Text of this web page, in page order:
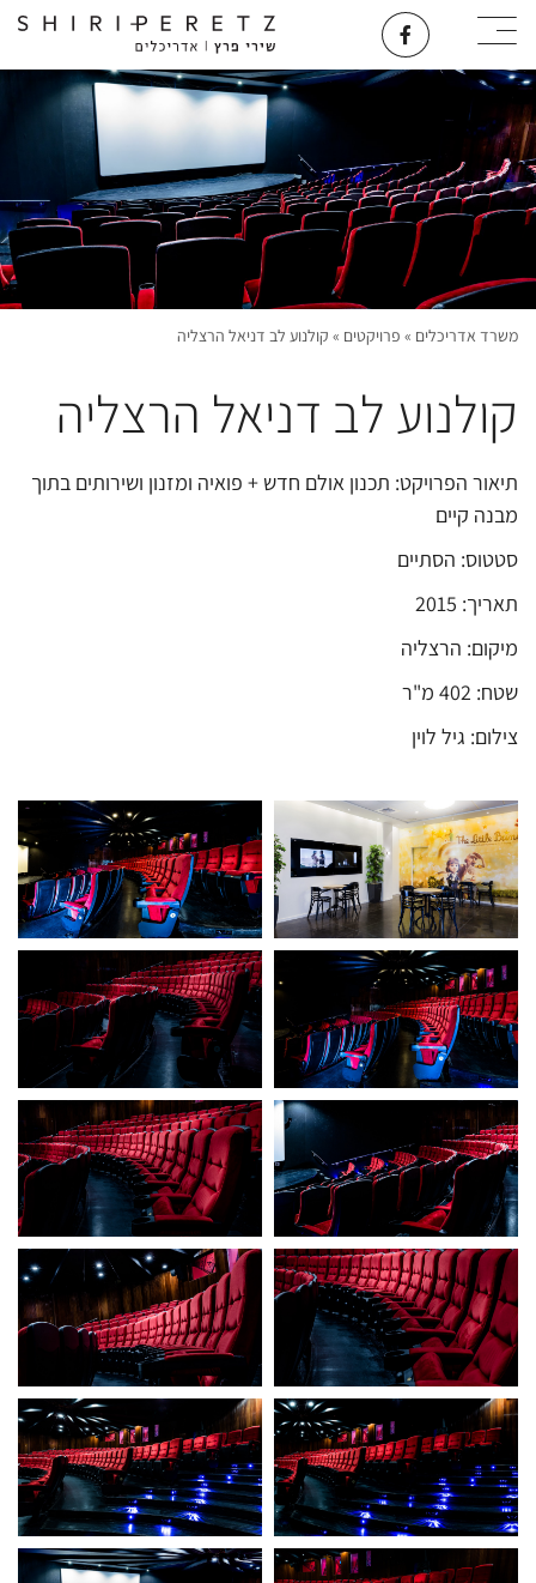
משרד אדריכלים » פרויקטים » קולנוע לב דניאל הרצליה
קולנוע לב דניאל הרצליה
תיאור הפרויקט: תכנון אולם חדש + פואיה ומזנון ושירותים בתוך
מבנה קיים
סטטוס: הסתיים
תאריך: 2015
מיקום: הרצליה
שטח: 402 מ"ר
צילום: גיל לוין